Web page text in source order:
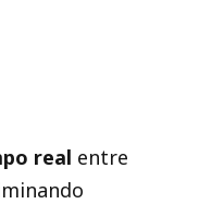
real entre